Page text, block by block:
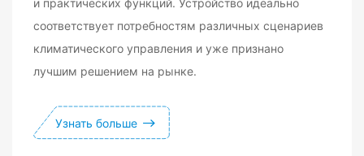
и практических функций. Устройство идеально
соответствует потребностям различных сценариев
климатического управления и уже признано
лучшим решением на рынке.
Узнать больше